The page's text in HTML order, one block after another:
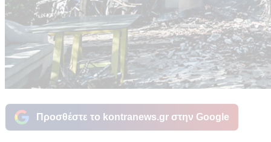
Προσθέστε το kontranews.gr στην Google